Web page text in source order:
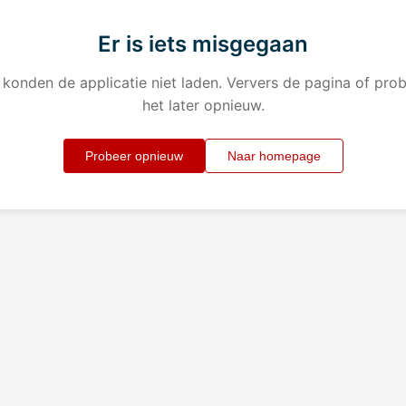
Er is iets misgegaan
konden de applicatie niet laden. Ververs de pagina of
het later opnieuw.
Probeer opnieuw Naar homepage